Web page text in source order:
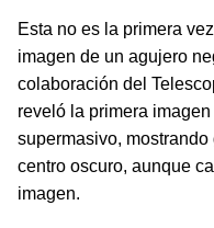
Esta no es la primera
imagen de un agujero
colaboración del
reveló la primera
supermasivo,
centro oscuro, aunque
imagen.